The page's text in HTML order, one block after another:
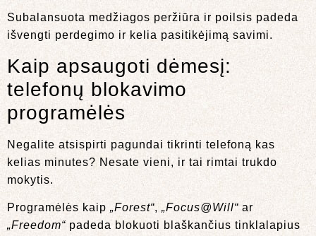
Subalansuota medžiagos peržiūra ir poilsis padeda
išvengti perdegimo ir kelia pasitikėjimą savimi.
Kaip apsaugoti dėmesį:
telefonų blokavimo
programėlės
Negalite atsispirti pagundai tikrinti telefoną kas
kelias minutes? Nesate vieni, ir tai rimtai trukdo
mokytis.
Programėlės kaip „Forest“, „Focus@Will“ ar
„Freedom“ padeda blokuoti blaškančius tinklalapius